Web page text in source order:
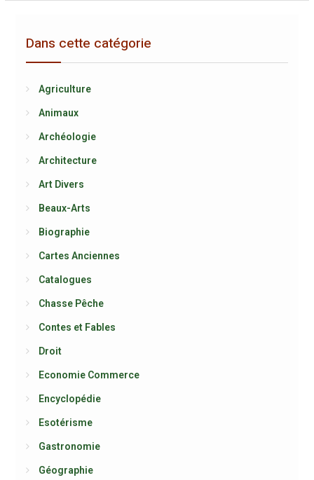
Dans cette catégorie
Agriculture
Animaux
Archéologie
Architecture
Art Divers
Beaux-Arts
Biographie
Cartes Anciennes
Catalogues
Chasse Pêche
Contes et Fables
Droit
Economie Commerce
Encyclopédie
Esotérisme
Gastronomie
Géographie